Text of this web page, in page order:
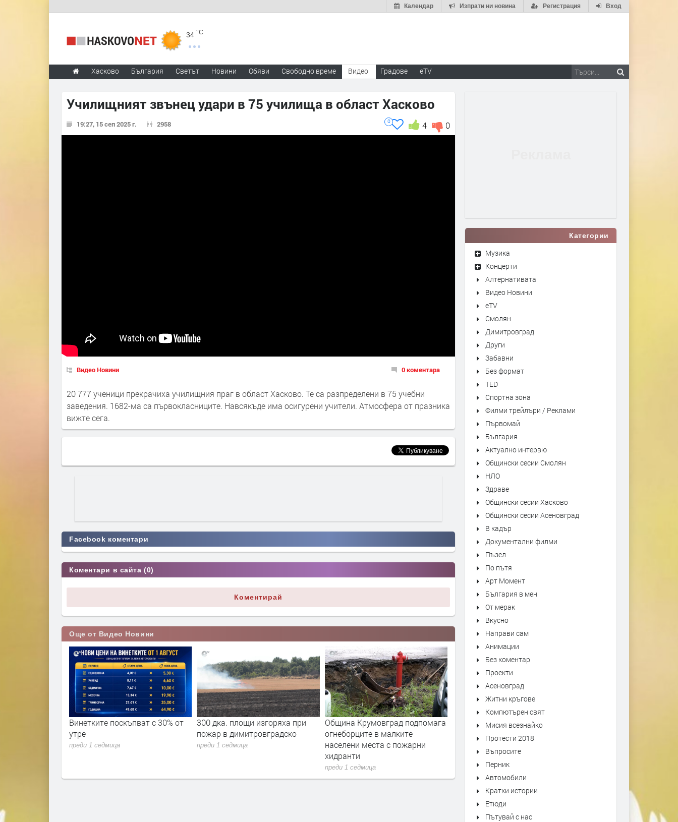
Вход
Регистрация
Изпрати ни новина
Календар
34 °C
Хасково България Светът Новини Обяви Свободно време Видео Градове eTV
Училищният звънец удари в 75 училища в област Хасково
19:27, 15 сеп 2025 г. 2958 0
4
0
Видео Новини 0 коментара
20 777 ученици прекрачиха училищния праг в област Хасково. Те са разпределени в 75 учебни
заведения. 1682-ма са първокласниците. Навсякъде има осигурени учители. Атмосфера от празника
вижте сега.
Facebook коментари
Коментари в сайта (0)
Коментирай
Още от Видео Новини
Винетките поскъпват с 30% от
преди 1 седмица
300 дка. площи изгоряха при
пожар в димитровградско
преди 1 седмица
Община Крумовград подпомага
огнеборците в малките
населени места с пожарни
преди 1 седмица
Първо издание на „Записки по
българските въстания“ от 1892
г. може да се види в архива на
Оставиха в ареста тримата
Категории
Музика
Концерти
Алтернативата
Видео Новини
eTV
Смолян
Димитровград
Други
Забавни
Без формат
TED
Спортна зона
Филми трейлъри / Реклами
Първомай
България
Актуално интервю
Общински сесии Смолян
НЛО
Здраве
Общински сесии Хасково
Общински сесии Асеновград
В кадър
Документални филми
Пъзел
По пътя
Арт Момент
България в мен
От мерак
Вкусно
Направи сам
Анимации
Без коментар
Проекти
Асеновград
Житни кръгове
Компютърен свят
Мисия всезнайко
Протести 2018
Въпросите
Перник
Автомобили
Кратки истории
Етюди
Пътувай с нас